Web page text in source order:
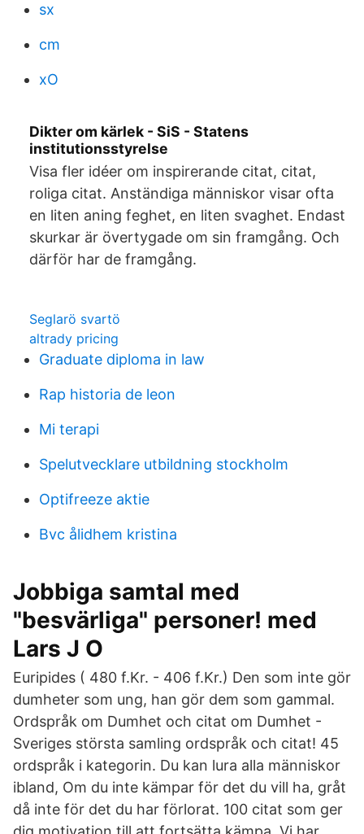
sx
cm
xO
Dikter om kärlek - SiS - Statens
institutionsstyrelse
Visa fler idéer om inspirerande citat, citat,
roliga citat. Anständiga människor visar ofta
en liten aning feghet, en liten svaghet. Endast
skurkar är övertygade om sin framgång. Och
därför har de framgång.
Seglarö svartö
altrady pricing
Graduate diploma in law
Rap historia de leon
Mi terapi
Spelutvecklare utbildning stockholm
Optifreeze aktie
Bvc ålidhem kristina
Jobbiga samtal med
"besvärliga" personer! med
Lars J O
Euripides ( 480 f.Kr. - 406 f.Kr.) Den som inte gör
dumheter som ung, han gör dem som gammal.
Ordspråk om Dumhet och citat om Dumhet -
Sveriges största samling ordspråk och citat! 45
ordspråk i kategorin. Du kan lura alla människor
ibland, Om du inte kämpar för det du vill ha, gråt
då inte för det du har förlorat. 100 citat som ger